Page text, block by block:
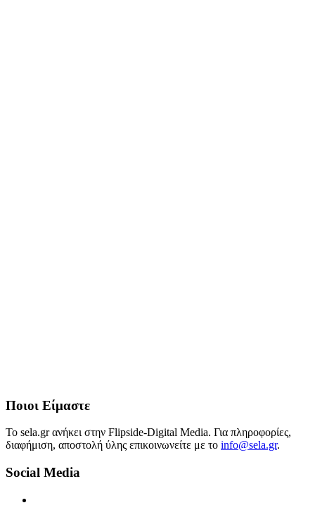
Ποιοι Είμαστε
Το sela.gr ανήκει στην Flipside-Digital Media. Για πληροφορίες,
διαφήμιση, αποστολή ύλης επικοινωνείτε με το info@sela.gr.
Social Media